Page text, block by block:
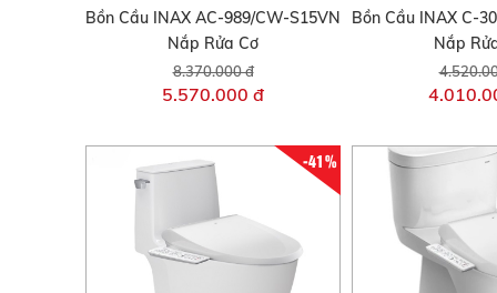
Bồn Cầu INAX AC-989/CW-S15VN
Nắp Rửa Cơ
8.370.000 đ
5.570.000 đ
Bồn Cầu INAX C-
Nắp
-41%